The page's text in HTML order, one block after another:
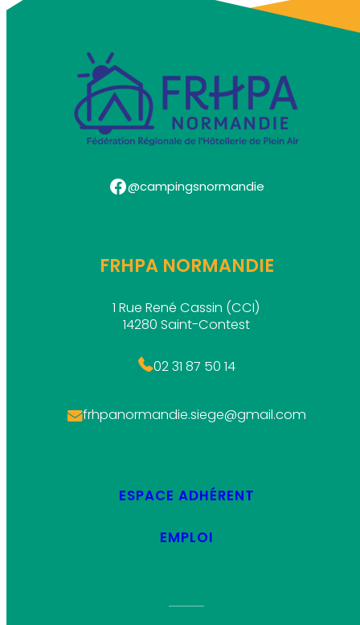
Facebook @campingsnormandie
FRHPA NORMANDIE
1 Rue René Cassin (CCI)
14280 Saint-Contest
02 31 87 50 14
frhpanormandie.siege@gmail.com
ESPACE ADHÉRENT
EMPLOI